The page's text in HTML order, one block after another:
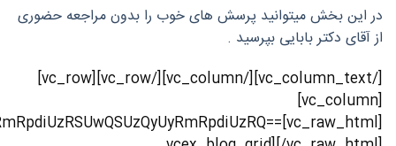
در این بخش میتوانید پرسش های خوب را بدون مراجعه حضوری
از آقای دکتر بابایی بپرسید .
[/vc_column_text][/vc_column][/vc_row][vc_row]
[vc_column]